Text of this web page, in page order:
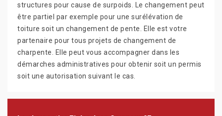
structures pour cause de surpoids. Le changement peut
être partiel par exemple pour une surélévation de
toiture soit un changement de pente. Elle est votre
partenaire pour tous projets de changement de
charpente. Elle peut vous accompagner dans les
démarches administratives pour obtenir soit un permis
soit une autorisation suivant le cas.